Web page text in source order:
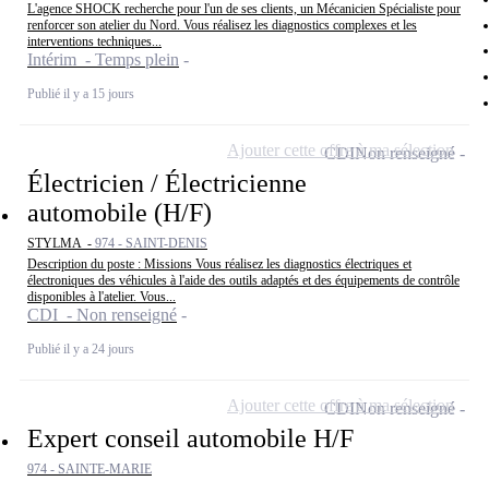
L'agence SHOCK recherche pour l'un de ses clients, un Mécanicien Spécialiste pour
renforcer son atelier du Nord. Vous réalisez les diagnostics complexes et les
interventions techniques...
Intérim - Temps plein
Publié il y a 15 jours
Électricien / Électricienne
automobile (H/F)
STYLMA - 974 - SAINT-DENIS
Description du poste : Missions Vous réalisez les diagnostics électriques et
électroniques des véhicules à l'aide des outils adaptés et des équipements de contrôle
disponibles à l'atelier. Vous...
CDI - Non renseigné
Publié il y a 24 jours
CDINon renseigné
Ajouter cette offre à ma sélection
Expert conseil automobile H/F
974 - SAINTE-MARIE
CDINon renseigné
Ajouter cette offre à ma sélection